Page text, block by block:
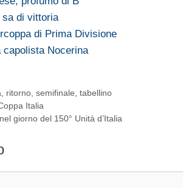
sa di vittoria
di Prima Divisione
capolista Nocerina
ritorno ,semifinale ,tabellino
Italia
giorno del 150° Unità d’Italia